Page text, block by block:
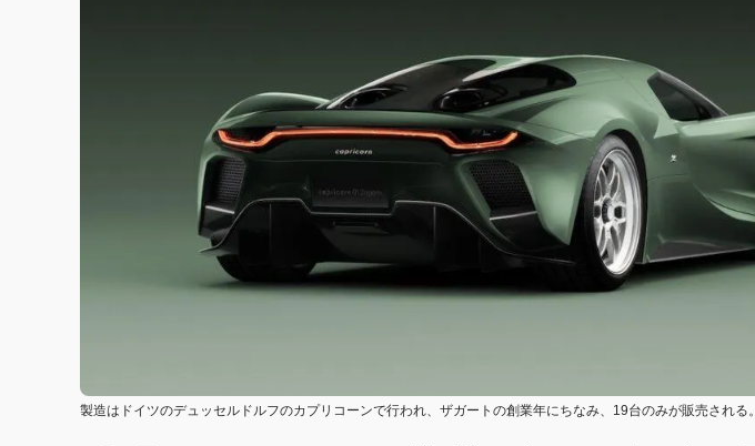
製造はドイツのデュッセルドルフのカプリコーンで行われ、ザガートの創業年にちなみ、19台のみが販売される。